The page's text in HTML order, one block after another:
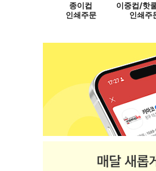
종이컵
인쇄주문
이중컵/핫
인쇄주